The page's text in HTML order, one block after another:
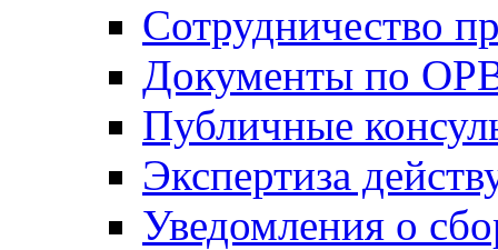
Сотрудничество
Документы по
Публичные
Экспертиза
Уведомления о